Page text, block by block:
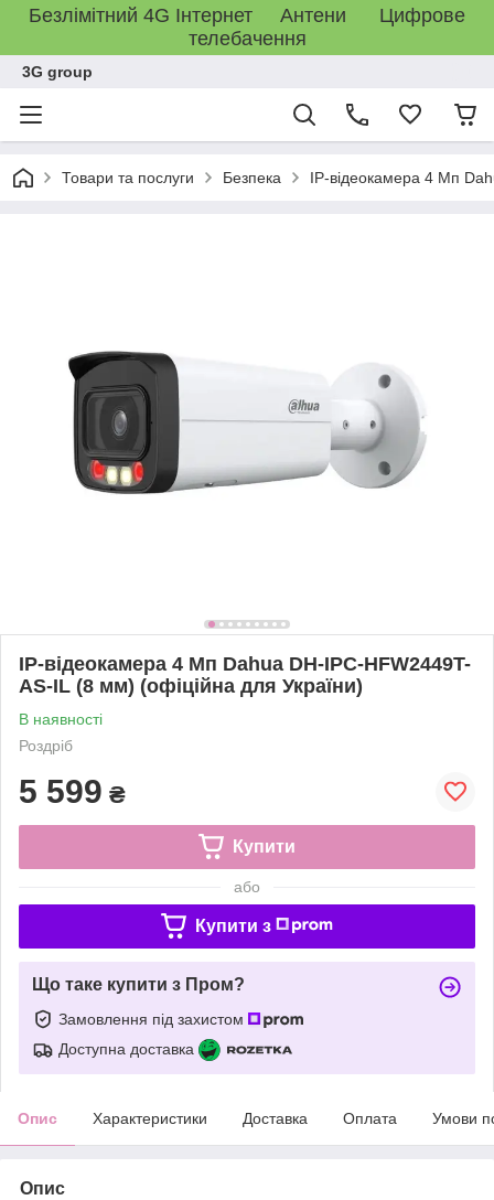
Безлімітний 4G Інтернет Антени Цифрове
телебачення
3G group
Товари та послуги Безпека IP-відеокамера 4 Мп
IP-відеокамера 4 Мп Dahua DH-IPC-HFW2449T-
AS-IL (8 мм) (офіційна для України)
В наявності
Роздріб
5 599 ₴
Купити
або
Купити з
Що таке купити з Пром?
Замовлення під захистом
Доступна доставка
Опис Характеристики Доставка Оплата Умови
Опис